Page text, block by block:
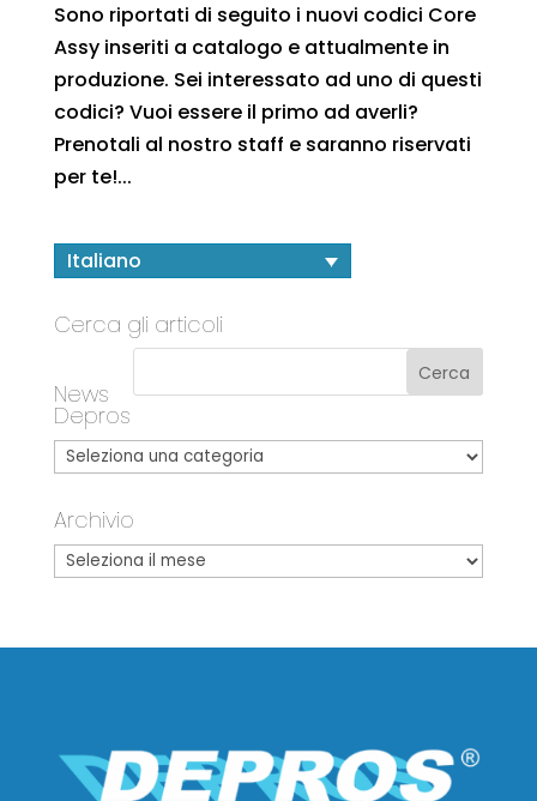
Sono riportati di seguito i nuovi codici Core
Assy inseriti a catalogo e attualmente in
produzione. Sei interessato ad uno di questi
codici? Vuoi essere il primo ad averli?
Prenotali al nostro staff e saranno riservati
per te!...
Italiano
Cerca gli articoli
News
Depros
Archivio